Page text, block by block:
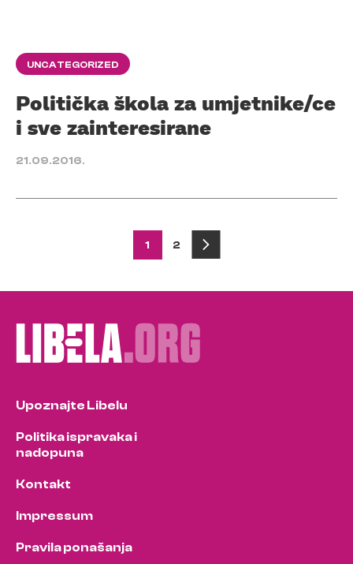
UNCATEGORIZED
Politička škola za umjetnike/ce
i sve zainteresirane
21.09.2016.
pagination
1 2
Upoznajte Libelu
Politika ispravaka i
nadopuna
Kontakt
Impressum
Pravila ponašanja